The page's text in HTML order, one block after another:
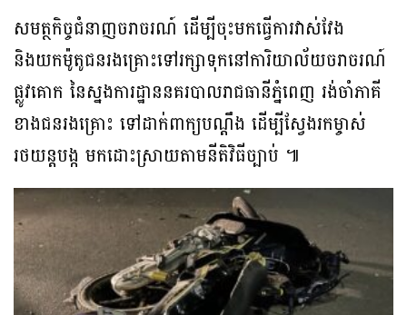
សមត្ថកិច្ចជំនាញចរាចរណ៍ ដើម្បីចុះមកធ្វើការវាស់វែង
និងយកម៉ូតូជនរងគ្រោះទៅរក្សាទុកនៅការិយាល័យចរាចរណ៍
ផ្លូវគោក នៃស្នងការដ្ឋាននគរបាលរាជធានីភ្នំពេញ រង់ចាំភាគី
ខាងជនរងគ្រោះ ទៅដាក់ពាក្យបណ្តឹង ដើម្បីស្វែងរកម្ចាស់
រថយន្តបង្ក មកដោះស្រាយតាមនីតិវិធីច្បាប់ ៕